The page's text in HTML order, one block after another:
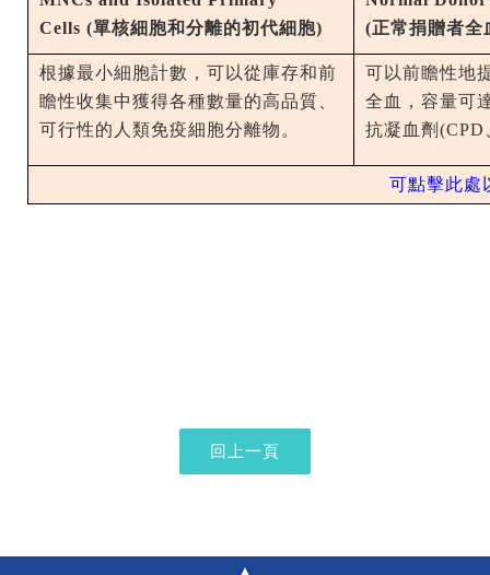
Cells (單核細胞和分離的初代細胞)
(正常捐贈者全
根據最小細胞計數，可以從庫存和前
瞻性收集中獲得各種數量的高品質、
可行性的人類免疫細胞分離物。
可以前瞻性地
全血，容量可
抗凝血劑 (CPD
可點擊此處